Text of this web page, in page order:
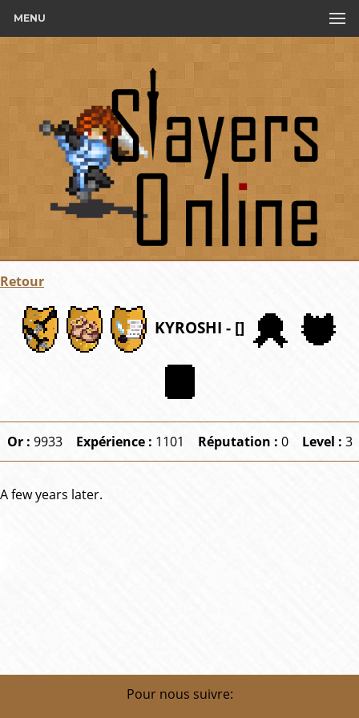
MENU
Retour
KYROSHI - []
Or : 9933 Expérience : 1101 Réputation : 0 Level : 3
A few years later.
Pour nous suivre: